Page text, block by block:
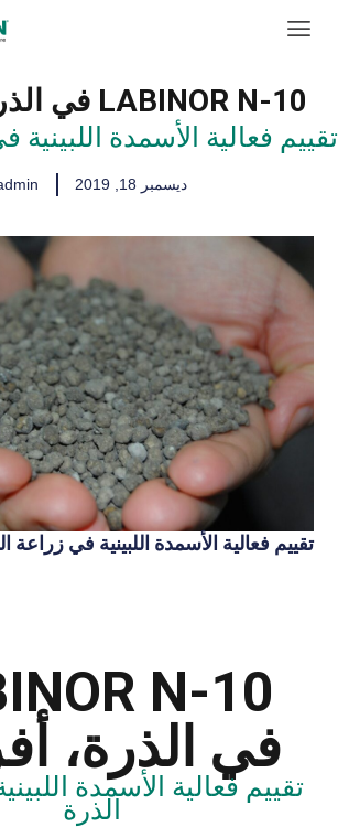
LABINOR N-10 في الذرة، أفريقيا
تقييم فعالية الأسمدة اللبينية
ديسمبر 18, 2019
تقييم فعالية الأسمدة اللبينية في زراعة
N-10
في الذرة،
تقييم فعالية الأسمدة
الذرة